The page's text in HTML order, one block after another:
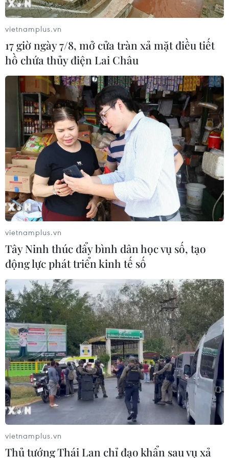
#Khói bụi
#Khu công nghiệp Bình Vàng
#Khắc phục sự cố
#Ảnh hưởng môi trường
Tuyên Quang
Theo dõi VietnamPlus
TIN LIÊN QUAN
Quảng Ngãi: Khói bụi từ Nhà máy sản
vietnamplus.vn
17 giờ ngày 7/8, mở cửa tràn xả mặt điều tiết
hồ chứa thủy điện Lai Châu
vietnamplus.vn
Tây Ninh thúc đẩy bình dân học vụ số, tạo
động lực phát triển kinh tế số
vietnamplus.vn
Thủ tướng Thái Lan chỉ đạo khẩn sau vụ xả